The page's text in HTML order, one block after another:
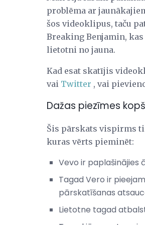
problēma ar
šos videoklipus, taču
Breaking Benjamin,
lietotni no jauna.
Kad esat skatījis
vai Twitter , vai
Dažas piezīmes
Šis pārskats vispirms
kuras vērts pieminēt:
Vevo ir paplašinājies
Tagad Vero ir
pārskatīšanas
Lietotne tagad